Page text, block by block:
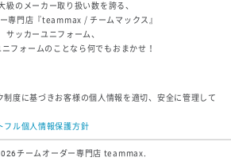
級のメーカー取り扱い数を誇る、
専門店『teammax / チームマックス』
サッカーユニフォーム、
フォームのことなら何でもおまかせ！
制度に基づきお客様の個人情報を適切、安全に管理して
フル個人情報保護方針
チームオーダー専門店 teammax.